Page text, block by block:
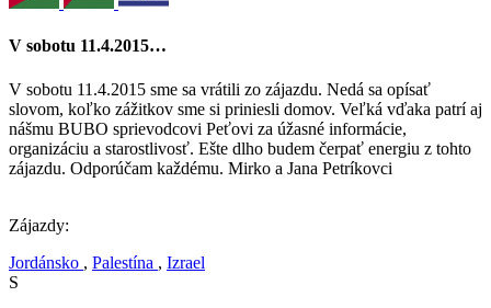
V sobotu 11.4.2015…
V sobotu 11.4.2015 sme sa vrátili zo zájazdu. Nedá sa opísať
slovom, koľko zážitkov sme si priniesli domov. Veľká vďaka patrí aj
nášmu BUBO sprievodcovi Peťovi za úžasné informácie,
organizáciu a starostlivosť. Ešte dlho budem čerpať energiu z tohto
zájazdu. Odporúčam každému. Mirko a Jana Petríkovci
Zájazdy:
Jordánsko , Palestína , Izrael
S